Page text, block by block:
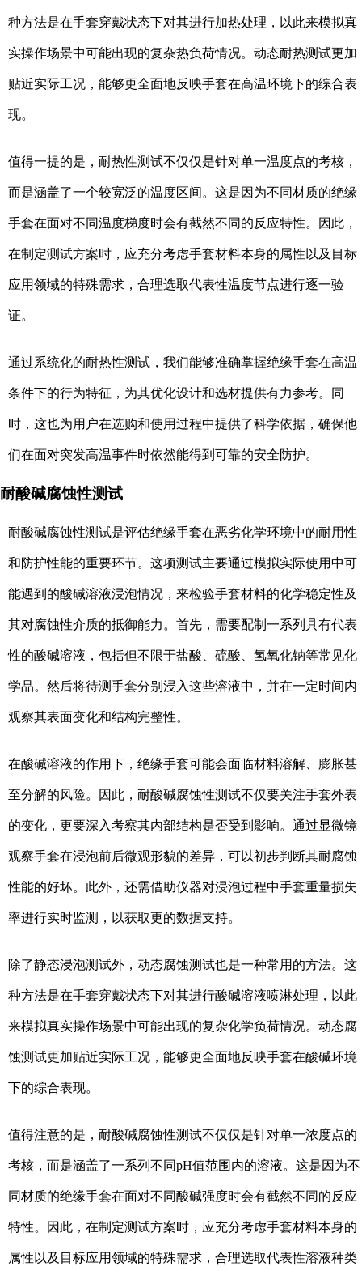
种方法是在手套穿戴状态下对其进行加热处理，以此来模拟真
实操作场景中可能出现的复杂热负荷情况。动态耐热测试更加
贴近实际工况，能够更全面地反映手套在高温环境下的综合表
现。
值得一提的是，耐热性测试不仅仅是针对单一温度点的考核，
而是涵盖了一个较宽泛的温度区间。这是因为不同材质的绝缘
手套在面对不同温度梯度时会有截然不同的反应特性。因此，
在制定测试方案时，应充分考虑手套材料本身的属性以及目标
应用领域的特殊需求，合理选取代表性温度节点进行逐一验
证。
通过系统化的耐热性测试，我们能够准确掌握绝缘手套在高温
条件下的行为特征，为其优化设计和选材提供有力参考。同
时，这也为用户在选购和使用过程中提供了科学依据，确保他
们在面对突发高温事件时依然能得到可靠的安全防护。
耐酸碱腐蚀性测试
耐酸碱腐蚀性测试是评估绝缘手套在恶劣化学环境中的耐用性
和防护性能的重要环节。这项测试主要通过模拟实际使用中可
能遇到的酸碱溶液浸泡情况，来检验手套材料的化学稳定性及
其对腐蚀性介质的抵御能力。首先，需要配制一系列具有代表
性的酸碱溶液，包括但不限于盐酸、硫酸、氢氧化钠等常见化
学品。然后将待测手套分别浸入这些溶液中，并在一定时间内
观察其表面变化和结构完整性。
在酸碱溶液的作用下，绝缘手套可能会面临材料溶解、膨胀甚
至分解的风险。因此，耐酸碱腐蚀性测试不仅要关注手套外表
的变化，更要深入考察其内部结构是否受到影响。通过显微镜
观察手套在浸泡前后微观形貌的差异，可以初步判断其耐腐蚀
性能的好坏。此外，还需借助仪器对浸泡过程中手套重量损失
率进行实时监测，以获取更的数据支持。
除了静态浸泡测试外，动态腐蚀测试也是一种常用的方法。这
种方法是在手套穿戴状态下对其进行酸碱溶液喷淋处理，以此
来模拟真实操作场景中可能出现的复杂化学负荷情况。动态腐
蚀测试更加贴近实际工况，能够更全面地反映手套在酸碱环境
下的综合表现。
值得注意的是，耐酸碱腐蚀性测试不仅仅是针对单一浓度点的
考核，而是涵盖了一系列不同pH值范围内的溶液。这是因为不
同材质的绝缘手套在面对不同酸碱强度时会有截然不同的反应
特性。因此，在制定测试方案时，应充分考虑手套材料本身的
属性以及目标应用领域的特殊需求，合理选取代表性溶液种类